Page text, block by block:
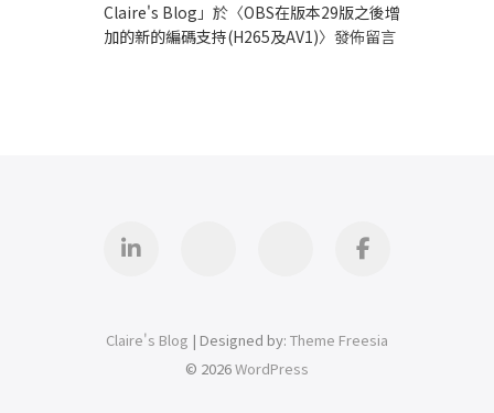
Claire's Blog 」於〈OBS在版本29版之後增
加的新的編碼支持(H265及AV1)〉發佈留言
Linkedin iThomeFacebook
Claire's Blog | Designed by: Theme Freesia
© 2026WordPress